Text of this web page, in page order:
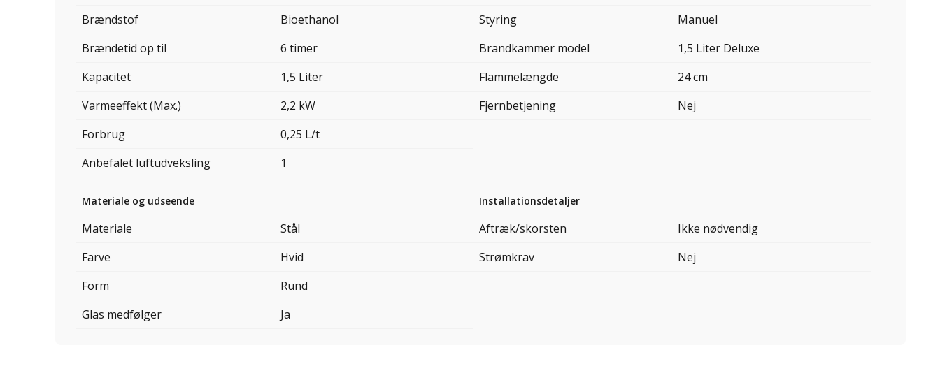
Brændstof
Bioethanol
Brændetid op til
6 timer
Kapacitet
1,5 Liter
Varmeeffekt (Max.)
2,2 kW
Forbrug
0,25 L/t
Anbefalet luftudveksling
1
Styring
Manuel
Brandkammer model
1,5 Liter Deluxe
Flammelængde
24 cm
Fjernbetjening
Nej
Materiale og udseende
Materiale
Stål
Farve
Hvid
Form
Rund
Glas medfølger
Ja
Installationsdetaljer
Aftræk/skorsten
Ikke nødvendig
Strømkrav
Nej